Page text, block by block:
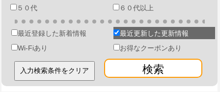
５０代
６０代以上
最近登録した新着情報
最近更新した更新情報
Wi-Fiあり
お得なクーポンあり
検索